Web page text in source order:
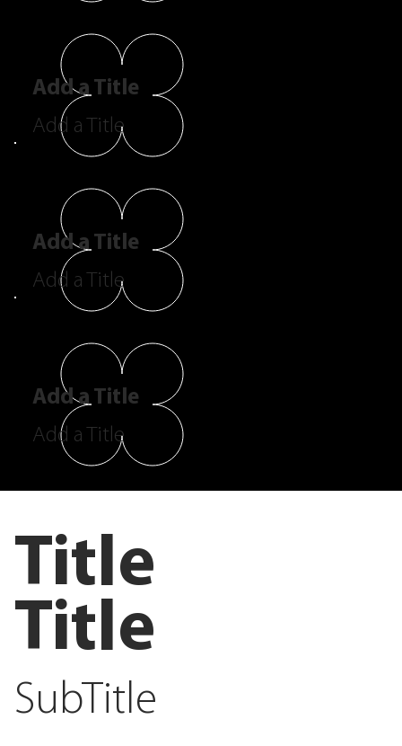
Add a Title
Add a Title
Add a Title
Add a Title
Add a Title
Add a Title
Title
Title
SubTitle